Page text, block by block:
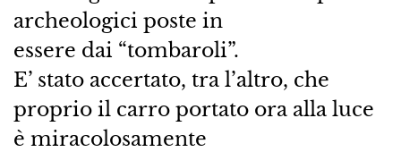
archeologici poste in
essere dai “tombaroli”.
E’ stato accertato, tra l’altro, che
proprio il carro portato ora alla luce
è miracolosamente